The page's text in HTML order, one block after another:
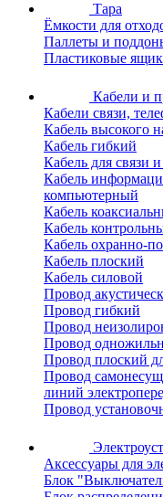
Тара
Ёмкости для
Паллеты и
Пластиковые
Кабели и
Кабели связи,
Кабель высокого
Кабель гибкий
Кабель для связи
Кабель
компьютерный
Кабель
Кабель
Кабель охранно-
Кабель плоский
Кабель силовой
Провод
Провод гибкий
Провод
Провод
Провод плоский
Провод
линий
Провод
Аксессуары для
Блок